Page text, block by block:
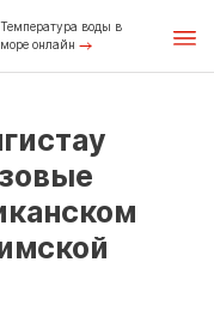
Температура воды в
море онлайн